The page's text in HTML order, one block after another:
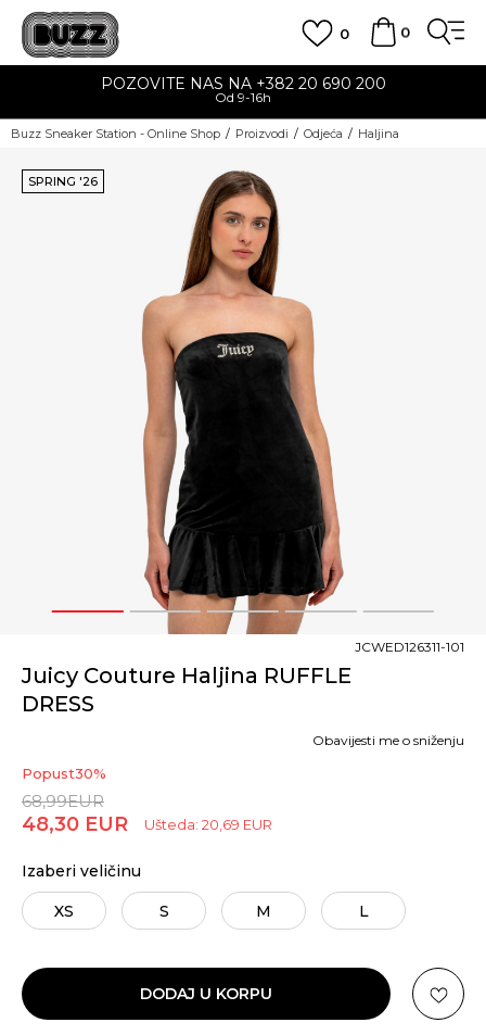
0
0
POZOVITE NAS NA +382 20 690 200
Od 9-16h
Buzz Sneaker Station - Online Shop Proizvodi Odjeća Haljina
1 2 3 4 5
SPRING '26
Juicy Couture Haljina RUFFLE
DRESS
JCWED126311-101
Popust30%
68,99EUR
48,30 EUR Ušteda: 20,69 EUR
Obavijesti me o sniženju
Izaberi veličinu
XS S M L
DODAJ U KORPU